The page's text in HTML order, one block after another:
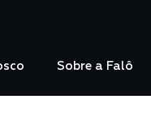
Sobre a Falô